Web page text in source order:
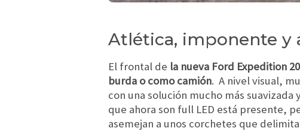
Atlética, imponente y
El frontal de la nueva Ford Expedition
burda o como camión. A nivel visual,
con una solución mucho más
que ahora son full LED está presente,
asemejan a unos corchetes que